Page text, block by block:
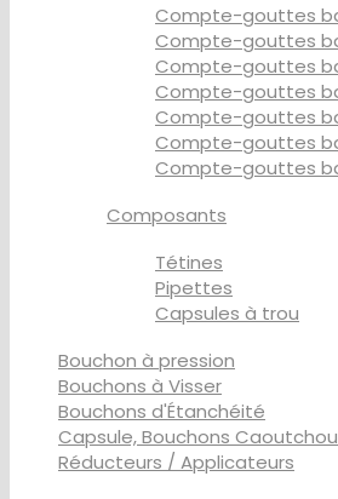
Compte-gouttes
Compte-gouttes
Compte-gouttes
Compte-gouttes
Compte-gouttes
Compte-gouttes
Compte-gouttes
Composants
Tétines
Pipettes
Capsules à trou
Bouchon à pression
Bouchons à Visser
Bouchons d'Étanchéité
Capsule, Bouchons
Réducteurs / Applicateurs